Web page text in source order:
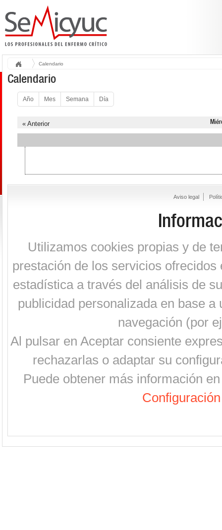
Calendario
Calendario
Año Mes Semana Día
« Anterior
Aviso legal
Utilizamos cookies propias y de
prestación de los servicios
estadística a través del análisis de
publicidad personalizada en base
navegación (por
Al pulsar en Aceptar consiente
rechazarlas o adaptar su
Puede obtener más información